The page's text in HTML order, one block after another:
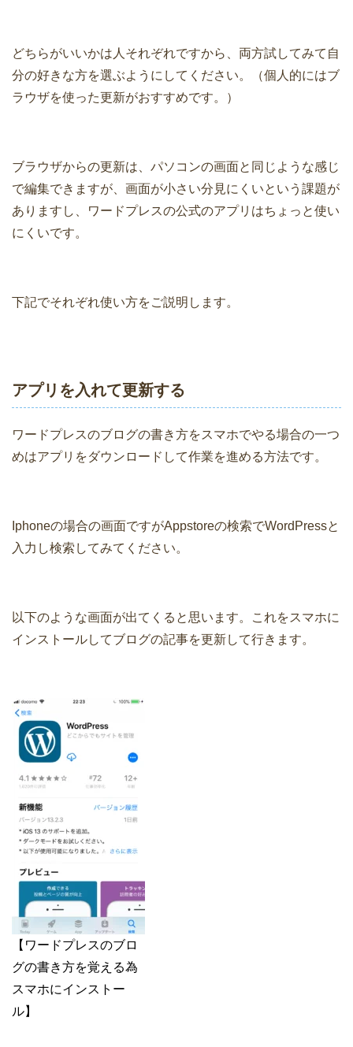
どちらがいいかは人それぞれですから、両方試してみて自
分の好きな方を選ぶようにしてください。（個人的にはブ
ラウザを使った更新がおすすめです。）
ブラウザからの更新は、パソコンの画面と同じような感じ
で編集できますが、画面が小さい分見にくいという課題が
ありますし、ワードプレスの公式のアプリはちょっと使い
にくいです。
下記でそれぞれ使い方をご説明します。
アプリを入れて更新する
ワードプレスのブログの書き方をスマホでやる場合の一つ
めはアプリをダウンロードして作業を進める方法です。
Iphoneの場合の画面ですがAppstoreの検索でWordPressと
入力し検索してみてください。
以下のような画面が出てくると思います。これをスマホに
インストールしてブログの記事を更新して行きます。
【ワードプレスのブロ
グの書き方を覚える為
スマホにインストー
ル】